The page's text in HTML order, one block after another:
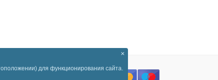
×
для функционирования сайта.